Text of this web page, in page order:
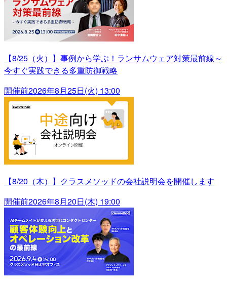
【8/25（火）】事例から学ぶ！ランサムウェア対策最前線～
今すぐ実践できる多重防御戦略
開催前2026年8月25日(火) 13:00
【8/20（木）】クラスメソッドの会社説明会を開催します
開催前2026年8月20日(木) 19:00